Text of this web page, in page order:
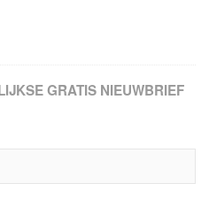
GRATIS NIEUWBRIEF